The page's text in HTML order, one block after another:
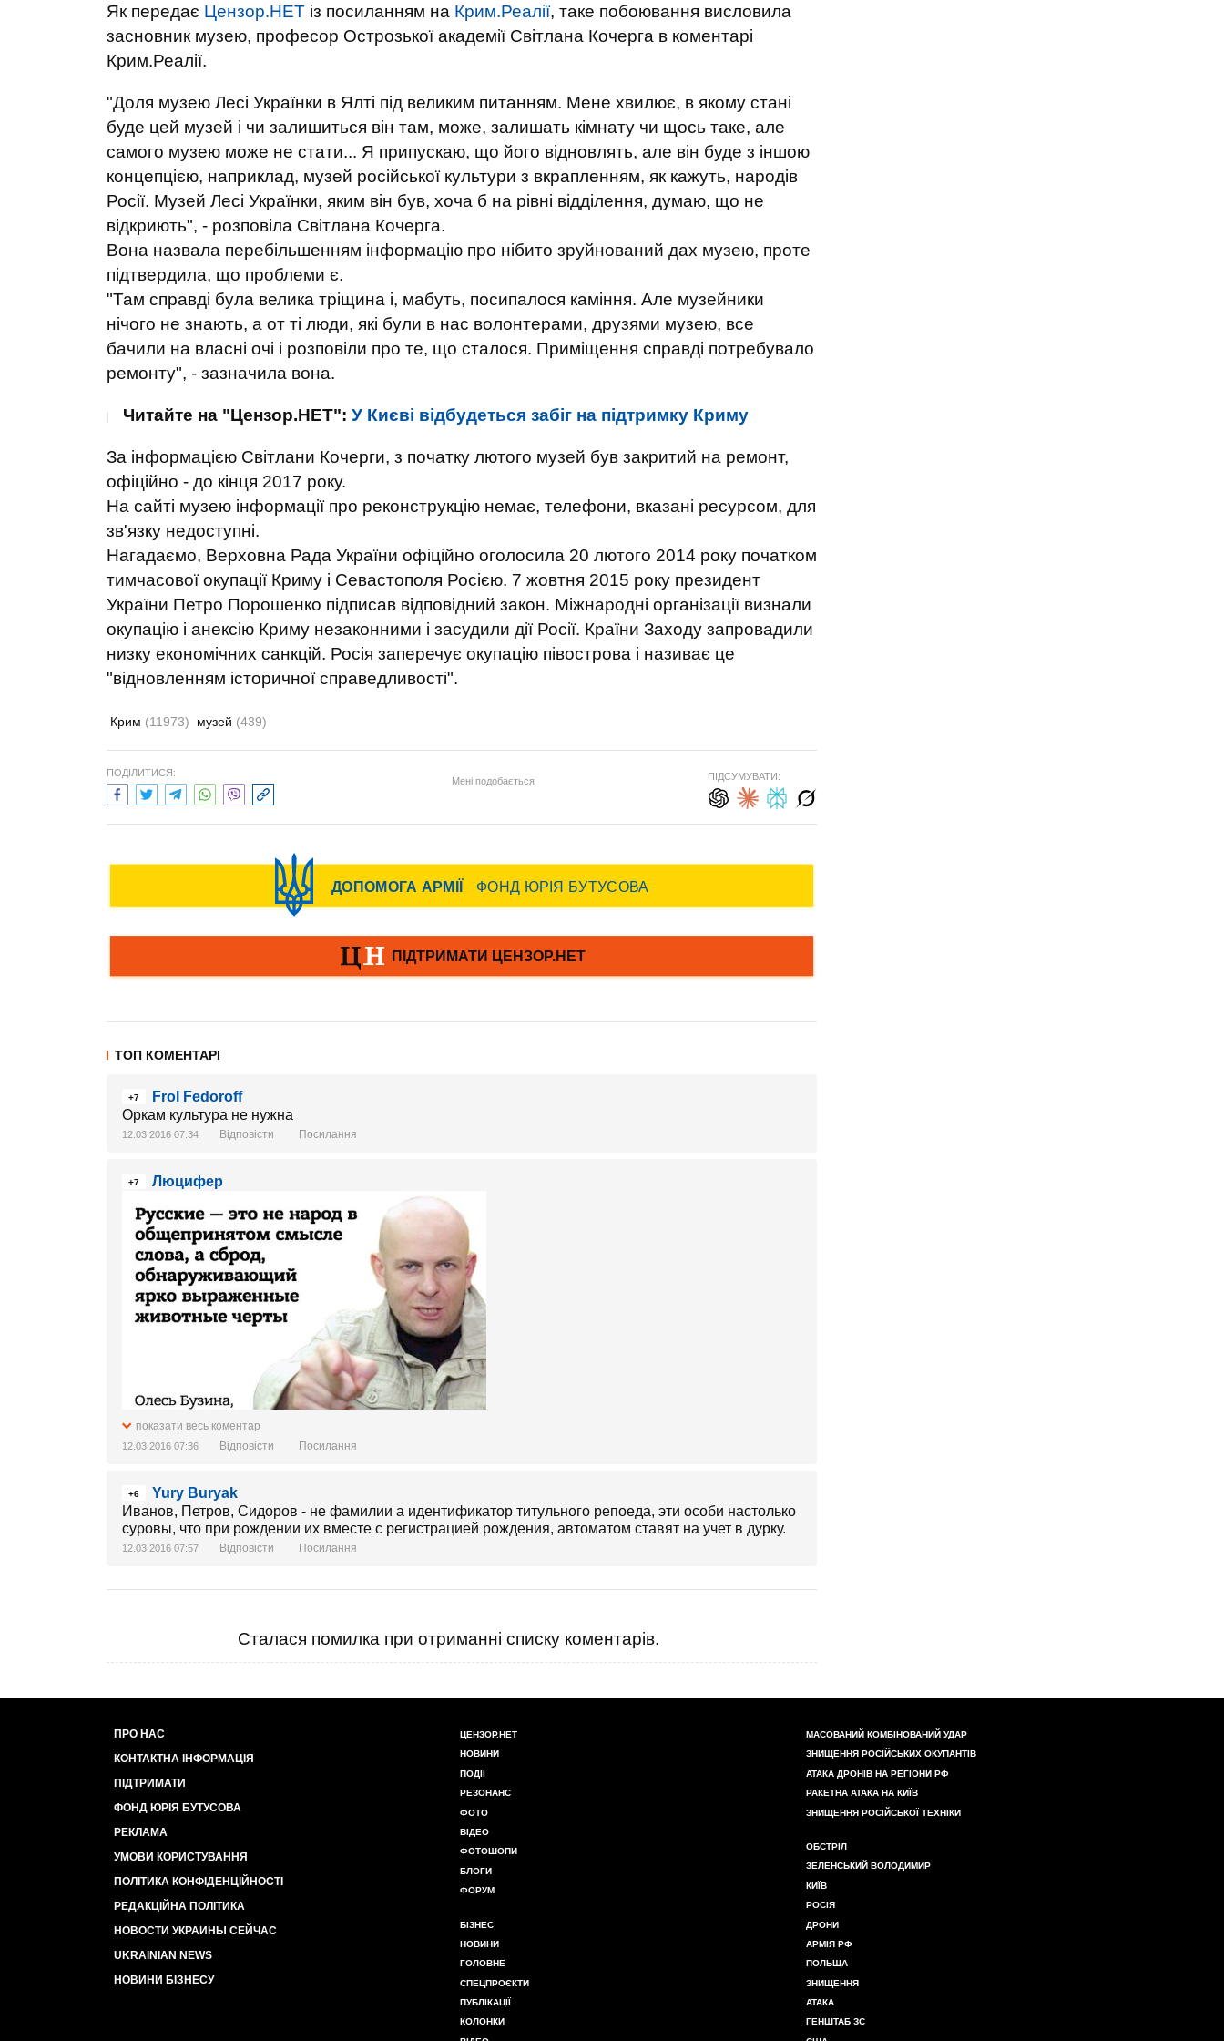
Як передає Цензор.НЕТ із посиланням на Крим.Реалії, таке побоювання висловила
засновник музею, професор Острозької академії Світлана Кочерга в коментарі
Крим.Реалії.
"Доля музею Лесі Українки в Ялті під великим питанням. Мене хвилює, в якому стані
буде цей музей і чи залишиться він там, може, залишать кімнату чи щось таке, але
самого музею може не стати... Я припускаю, що його відновлять, але він буде з іншою
концепцією, наприклад, музей російської культури з вкрапленням, як кажуть, народів
Росії. Музей Лесі Українки, яким він був, хоча б на рівні відділення, думаю, що не
відкриють", - розповіла Світлана Кочерга.
Вона назвала перебільшенням інформацію про нібито зруйнований дах музею, проте
підтвердила, що проблеми є.
"Там справді була велика тріщина і, мабуть, посипалося каміння. Але музейники
нічого не знають, а от ті люди, які були в нас волонтерами, друзями музею, все
бачили на власні очі і розповіли про те, що сталося. Приміщення справді потребувало
ремонту", - зазначила вона.
Читайте на "Цензор.НЕТ": У Києві відбудеться забіг на підтримку Криму
За інформацією Світлани Кочерги, з початку лютого музей був закритий на ремонт,
офіційно - до кінця 2017 року.
На сайті музею інформації про реконструкцію немає, телефони, вказані ресурсом, для
зв'язку недоступні.
Нагадаємо, Верховна Рада України офіційно оголосила 20 лютого 2014 року початком
тимчасової окупації Криму і Севастополя Росією. 7 жовтня 2015 року президент
України Петро Порошенко підписав відповідний закон. Міжнародні організації визнали
окупацію і анексію Криму незаконними і засудили дії Росії. Країни Заходу запровадили
низку економічних санкцій. Росія заперечує окупацію півострова і називає це
"відновленням історичної справедливості".
Крим (11973) музей (439)
ПОДІЛИТИСЯ:
Мені подобається ПІДСУМУВАТИ:
ТОП КОМЕНТАРІ
+7
Frol Fedoroff
Оркам культура не нужна
12.03.2016 07:34 Відповісти Посилання
+7 Люцифер
показати весь коментар
12.03.2016 07:36 Відповісти Посилання
+6
Yury Buryak
Иванов, Петров, Сидоров - не фамилии а идентификатор титульного репоеда, эти особи настолько
суровы, что при рождении их вместе с регистрацией рождения, автоматом ставят на учет в дурку.
12.03.2016 07:57 Відповісти Посилання
Сталася помилка при отриманні списку коментарів.
ПРО НАС
КОНТАКТНА ІНФОРМАЦІЯ
ПІДТРИМАТИ
ФОНД ЮРІЯ БУТУСОВА
РЕКЛАМА
УМОВИ КОРИСТУВАННЯ
ПОЛІТИКА КОНФІДЕНЦІЙНОСТІ
РЕДАКЦІЙНА ПОЛІТИКА
НОВОСТИ УКРАИНЫ СЕЙЧАС
UKRAINIAN NEWS
НОВИНИ БІЗНЕСУ
ЦЕНЗОР.НЕТ
НОВИНИ
ПОДІЇ
РЕЗОНАНС
ФОТО
ВІДЕО
ФОТОШОПИ
БЛОГИ
ФОРУМ
БІЗНЕС
НОВИНИ
ГОЛОВНЕ
СПЕЦПРОЄКТИ
ПУБЛІКАЦІЇ
КОЛОНКИ
МАСОВАНИЙ КОМБІНОВАНИЙ УДАР
ЗНИЩЕННЯ РОСІЙСЬКИХ ОКУПАНТІВ
АТАКА ДРОНІВ НА РЕГІОНИ РФ
РАКЕТНА АТАКА НА КИЇВ
ЗНИЩЕННЯ РОСІЙСЬКОЇ ТЕХНІКИ
ОБСТРІЛ
ЗЕЛЕНСЬКИЙ ВОЛОДИМИР
КИЇВ
РОСІЯ
ДРОНИ
АРМІЯ РФ
ПОЛЬЩА
ЗНИЩЕННЯ
АТАКА
ГЕНШТАБ ЗС